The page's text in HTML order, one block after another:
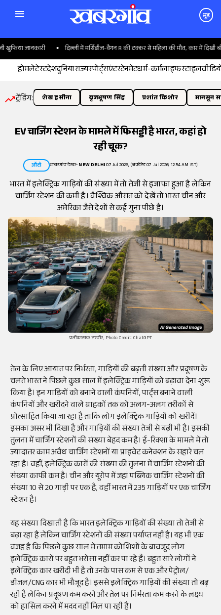
मूड
जानकारी दिल्ली में मर्सिडीज-वैगन R की टक्कर से महिला की मौत, कार में दिखी बीयर
होमलेटेस्टदेशदुनियाराज्यस्पोर्ट्सएंटरटेनमेंटधर्म-कर्मलाइफस्टाइल
ट्रेंडिंग: शेख हसीना बृजभूषण सिंह प्रशांत किशोर मानसून
EV चार्जिंग स्टेशन के मामले में फिसड्डी है भारत, कहां हो
रही चूक?
ऑटो खबरगांव डेस्क•NEW DELHI07 Jul 2026, (अपडेटेड 07 Jul 2026, 12:54 AM IST)
भारत में इलेक्ट्रिक गाड़ियों की संख्या में तो तेजी से इजाफा हुआ है लेकिन
चार्जिंग स्टेशन की कमी है। वैश्विक औसत को देखें तो भारत चीन और
अमेरिका जैसे देशों से कई गुना पीछे है।
प्रतीकात्मक तस्वीर, Photo Credit: ChatGPT
तेल के लिए आयात पर निर्भरता, गाड़ियों की बढ़ती संख्या और प्रदूषण के
चलते भारत ने पिछले कुछ साल में इलेक्ट्रिक गाड़ियों को बढ़ावा देना शुरू
किया है। इन गाड़ियों को बनाने वाली कंपनियों, पार्ट्स बनाने वाली
कंपनियों और खरीदने वाले ग्राहकों तक को अलग-अलग तरीकों से
प्रोत्साहित किया जा रहा है ताकि लोग इलेक्ट्रिक गाड़ियों को खरीदें।
इसका असर भी दिखा है और गाड़ियों की संख्या तेजी से बढ़ी भी है। इसकी
तुलना में चार्जिंग स्टेशनों की संख्या बेहद कम है। ई-रिक्शा के मामले में तो
ज्यादातर काम अवैध चार्जिंग स्टेशनों या प्राइवेट कनेक्शन के सहारे चल
रहा है। वहीं, इलेक्ट्रिक कारों की संख्या की तुलना में चार्जिंग स्टेशनों की
संख्या काफी कम है। चीन और यूरोप में जहां पब्लिक चार्जिंग स्टेशनों की
संख्या 10 से 20 गाड़ी पर एक है, वहीं भारत में 235 गाड़ियों पर एक चार्जिंग
स्टेशन है।
यह संख्या दिखाती है कि भारत इलेक्ट्रिक गाड़ियों की संख्या तो तेजी से
बढ़ा रहा है लेकिन चार्जिंग स्टेशनों की संख्या पर्याप्त नहीं है। यह भी एक
वजह है कि पिछले कुछ साल में तमाम कोशिशों के बावजूद लोग
इलेक्ट्रिक कारों पर बहुत भरोसा नहीं कर पा रहे हैं। बहुत सारे लोगों ने
इलेक्ट्रिक कार खरीदी भी है तो उनके पास कम से एक और पेट्रोल/
डीजल/CNG कार भी मौजूद है। इससे इलेक्ट्रिक गाड़ियों की संख्या तो बढ़
रही है लेकिन प्रदूषण कम करने और तेल पर निर्भरता कम करने के लक्ष्य
को हासिल करने में मदद नहीं मिल पा रही है।